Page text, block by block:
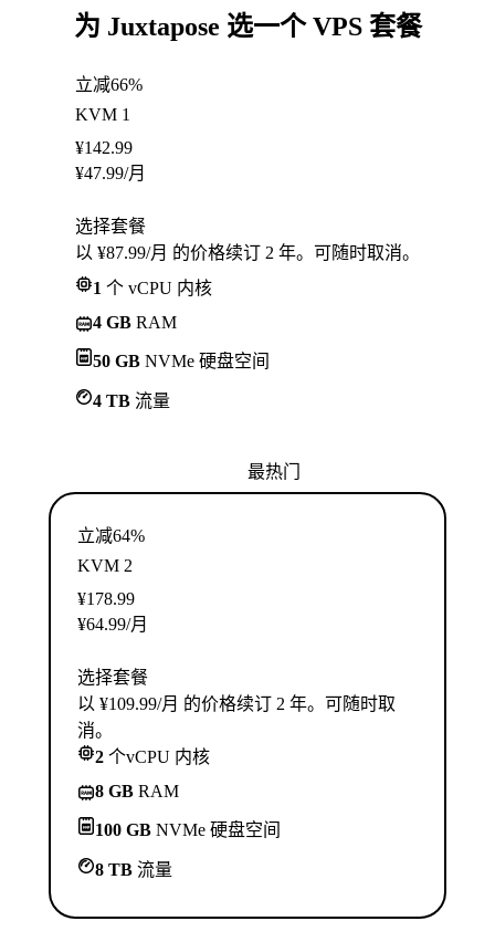
为 Juxtapose 选一个 VPS 套餐
立减66%
KVM 1
¥142.99
¥47.99/月
选择套餐
以 ¥87.99/月 的价格续订 2 年。可随时取消。
1 个 vCPU 内核
4 GB RAM
50 GB NVMe 硬盘空间
4 TB 流量
最热门
立减64%
KVM 2
¥178.99
¥64.99/月
选择套餐
以 ¥109.99/月 的价格续订 2 年。可随时取
消。
2 个vCPU 内核
8 GB RAM
100 GB NVMe 硬盘空间
8 TB 流量